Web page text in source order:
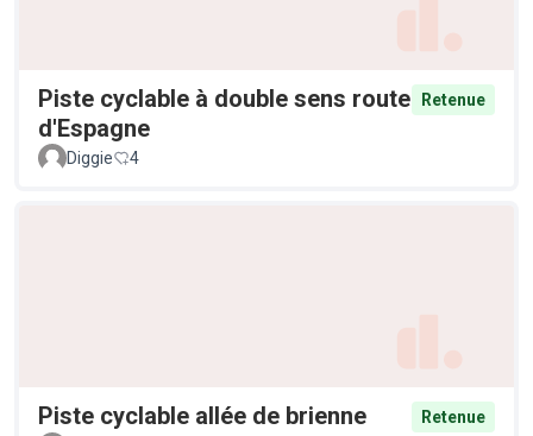
Piste cyclable à double sens route
d'Espagne
Retenue
Diggie 4
Piste cyclable allée de brienne
Retenue